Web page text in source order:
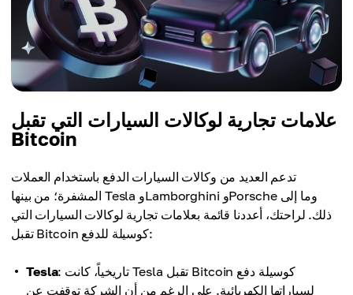
علامات تجارية لوكالات السيارات التي تقبل
Bitcoin
تدعم العديد من وكالات السيارات الدفع باستخدام العملات
المشفرة؛ من بينها Tesla وLamborghini وPorsche وما إلى
ذلك. لراحتك، أعددنا قائمة بعلامات تجارية لوكالات السيارات التي
تقبل Bitcoin كوسيلة للدفع:
Tesla: تاريخياً، كانت Tesla تقبل Bitcoin كوسيلة دفع
لسياراتها الكهربائية. على الرغم من أن الشركة توقفت عن